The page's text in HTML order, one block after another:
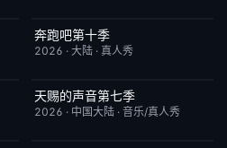
已完结
奔跑吧第十季
2026 · 大陆 · 真人秀
昨日更新
天赐的声音第七季
2026 · 中国大陆 · 音乐/真人秀